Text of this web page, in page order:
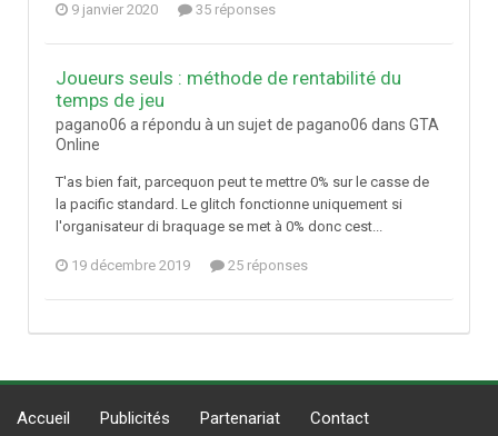
9 janvier 2020 35 réponses
Joueurs seuls : méthode de rentabilité du
temps de jeu
pagano06 a répondu à un sujet de pagano06 dans GTA
Online
T'as bien fait, parcequon peut te mettre 0% sur le casse de
la pacific standard. Le glitch fonctionne uniquement si
l'organisateur di braquage se met à 0% donc cest...
19 décembre 2019 25 réponses
Accueil Publicités Partenariat Contact